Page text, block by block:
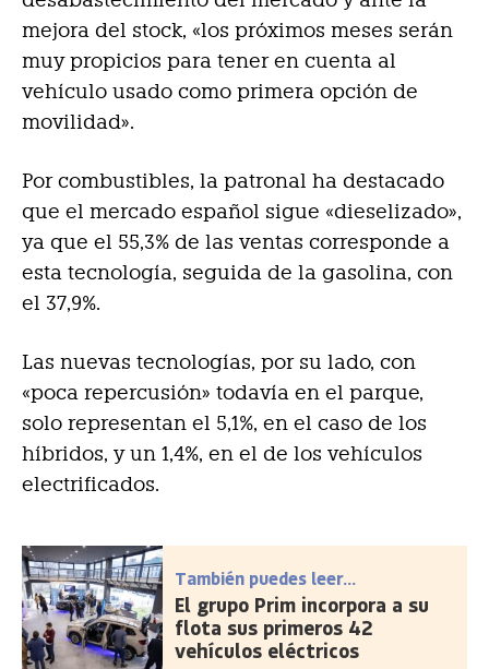
mejora del stock, «los próximos meses serán
muy propicios para tener en cuenta al
vehículo usado como primera opción de
movilidad».
Por combustibles, la patronal ha destacado
que el mercado español sigue «dieselizado»,
ya que el 55,3% de las ventas corresponde a
esta tecnología, seguida de la gasolina, con
el 37,9%.
Las nuevas tecnologías, por su lado, con
«poca repercusión» todavía en el parque,
solo representan el 5,1%, en el caso de los
híbridos, y un 1,4%, en el de los vehículos
electrificados.
También puedes leer...
El grupo Prim incorpora a su
flota sus primeros 42
vehículos eléctricos